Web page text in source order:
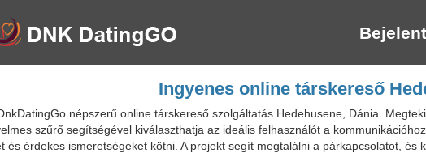
Ingyenes online társkereső
népszerű online társkereső szolgáltatás Hedehusene, Dánia.
szűrő segítségével kiválaszthatja az ideális felhasználót a
és érdekes ismeretségeket kötni. A projekt segít megtalálni a párkapcsolatot, és